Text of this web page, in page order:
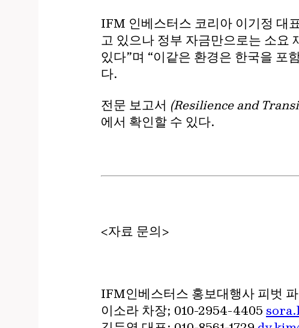
IFM 인베스터스 코리아 이기정 대
고 있으나 정부 자금만으로는 소요
있다”며 “이같은 환경은 한국을 포
다.
전문 보고서 (Resilience and
에서 확인할 수 있다.
<자료 문의>
IFM인베스터스 홍보대행사 피벗
이소라 차장; 010-2954-4405